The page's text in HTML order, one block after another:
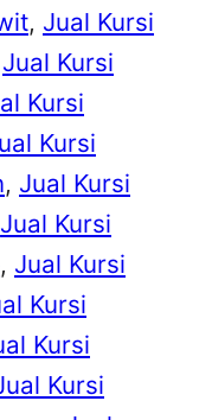
, Jual Kursi
Jual Kursi
Kursi
Kursi
, Jual Kursi
Jual Kursi
, Jual Kursi
Kursi
Kursi
Kursi